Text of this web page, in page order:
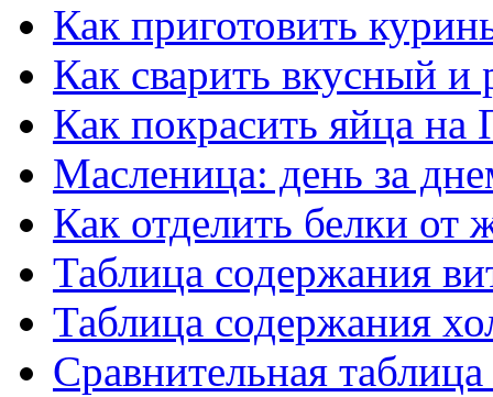
Как приготовить
Как сварить вкусный и
Как покрасить яйца на
Масленица: день за
Как отделить белки от
Таблица содержания
Таблица содержания
Сравнительная